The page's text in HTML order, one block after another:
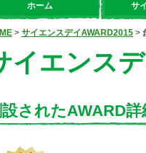
ホーム サ
> サイエンスデイAWARD2015 >
イエンス
されたAWARD詳